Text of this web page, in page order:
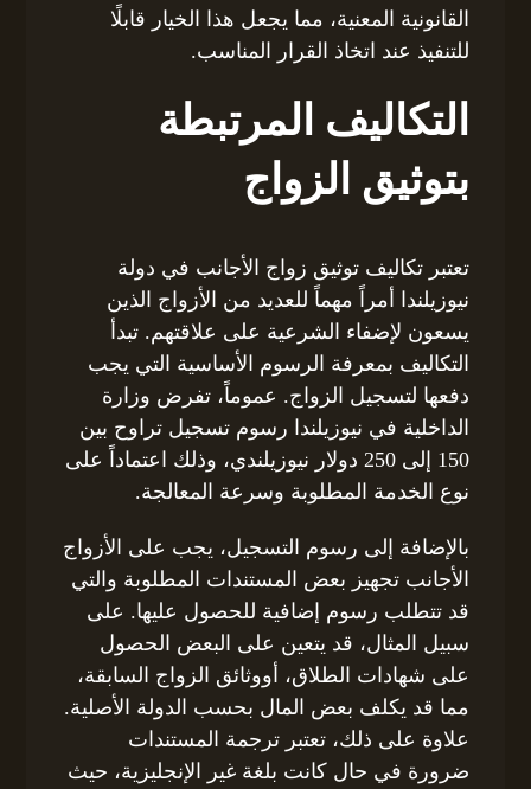
القانونية المعنية، مما يجعل هذا الخيار قابلًا
للتنفيذ عند اتخاذ القرار المناسب.
التكاليف المرتبطة
بتوثيق الزواج
تعتبر تكاليف توثيق زواج الأجانب في دولة
نيوزيلندا أمراً مهماً للعديد من الأزواج الذين
يسعون لإضفاء الشرعية على علاقتهم. تبدأ
التكاليف بمعرفة الرسوم الأساسية التي يجب
دفعها لتسجيل الزواج. عموماً، تفرض وزارة
الداخلية في نيوزيلندا رسوم تسجيل تراوح بين
150 إلى 250 دولار نيوزيلندي، وذلك اعتماداً على
نوع الخدمة المطلوبة وسرعة المعالجة.
بالإضافة إلى رسوم التسجيل، يجب على الأزواج
الأجانب تجهيز بعض المستندات المطلوبة والتي
قد تتطلب رسوم إضافية للحصول عليها. على
سبيل المثال، قد يتعين على البعض الحصول
على شهادات الطلاق، أووثائق الزواج السابقة،
مما قد يكلف بعض المال بحسب الدولة الأصلية.
علاوة على ذلك، تعتبر ترجمة المستندات
ضرورة في حال كانت بلغة غير الإنجليزية، حيث